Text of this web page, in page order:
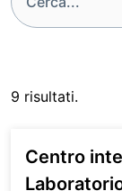
9 risultati.
Centro